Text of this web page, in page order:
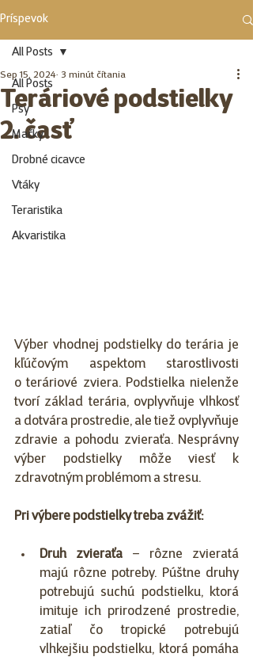
Príspevok
All Posts
Psy
Mačky
Drobné cicavce
Vtáky
Teraristika
Akvaristika
All Posts
Teráriové podstielky
2. časť
Sep 15, 2024 3 minút čítania
Výber vhodnej podstielky do terária je
kľúčovým aspektom starostlivosti
o teráriové zviera. Podstielka nielenže
tvorí základ terária, ovplyvňuje vlhkosť
a dotvára prostredie, ale tiež ovplyvňuje
zdravie a pohodu zvieraťa. Nesprávny
výber podstielky môže viesť k
zdravotným problémom a stresu.
Pri výbere podstielky treba zvážiť:
Druh zvieraťa – rôzne zvieratá
majú rôzne potreby. Púštne druhy
potrebujú suchú podstielku, ktorá
imituje ich prirodzené prostredie,
zatiaľ čo tropické potrebujú
vlhkejšiu podstielku, ktorá pomáha